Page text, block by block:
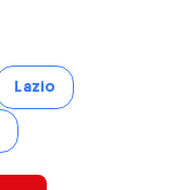
Lazio